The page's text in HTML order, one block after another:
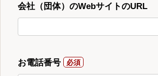
会社（団体）のWebサイトのURL
お電話番号